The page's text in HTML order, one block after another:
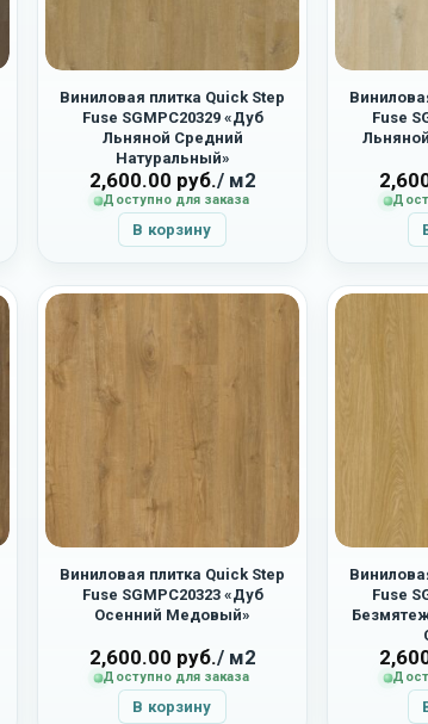
Виниловая плитка Quick Step
Fuse SGMPC20329 «Дуб
Льняной Средний
Натуральный»
2,600.00 руб./ м2
Доступно для заказа
В корзину
Fuse
Виниловая плитка Quick Step
Fuse SGMPC20323 «Дуб
Осенний Медовый»
2,600.00 руб./ м2
Доступно для заказа
В корзину
Fuse